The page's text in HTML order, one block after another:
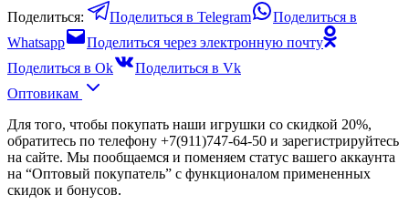
Поделиться:
Поделиться в Telegram
Поделиться в
Whatsapp
Поделиться через электронную почту
Поделиться в Ok
Поделиться в Vk
Оптовикам
Для того, чтобы покупать наши игрушки со скидкой 20%,
обратитесь по телефону +7(911)747-64-50 и зарегистрируйтесь
на сайте. Мы пообщаемся и поменяем статус вашего аккаунта
на “Оптовый покупатель” с функционалом примененных
скидок и бонусов.